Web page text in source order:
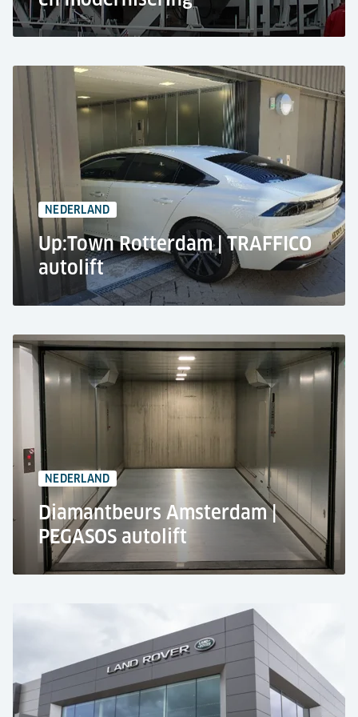
Theater, Tilburg
Vrachtwagenlift - Giant TS
2 Verdiepingen
40.000 kg Hefvermogen
NEDERLAND
Up:Town Rotterdam | TRAFFICO
autolift
Woontoren, Rotterdam
2x TRAFFICO autoliften
75 Parkeerplaatsen
5.000 kg Hefvermogen
NEDERLAND
Diamantbeurs Amsterdam |
PEGASOS autolift
DCV Bouw B.V., Amsterdam
Autolift PEGASOS
18 Parkeerplaatsen